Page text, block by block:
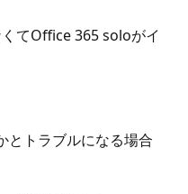
てOffice 365 soloがイ
とトラブルになる場合